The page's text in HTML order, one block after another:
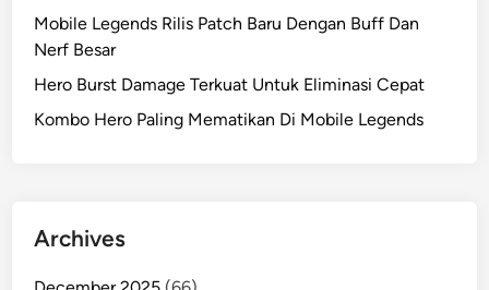
Mobile Legends Rilis Patch Baru Dengan Buff Dan
Nerf Besar
Hero Burst Damage Terkuat Untuk Eliminasi Cepat
Kombo Hero Paling Mematikan Di Mobile Legends
Archives